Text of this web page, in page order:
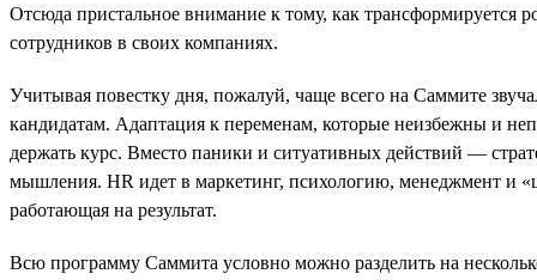
Отсюда пристальное внимание к тому, как трансформируется
сотрудников в своих компаниях.
Учитывая повестку дня, пожалуй, чаще всего на Саммите
кандидатам. Адаптация к переменам, которые неизбежны и
держать курс. Вместо паники и ситуативных действий —
мышления. HR идет в маркетинг, психологию, менеджмент и
работающая на результат.
Всю программу Саммита условно можно разделить на